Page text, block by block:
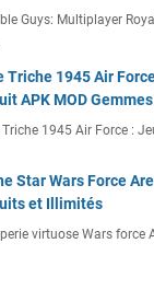
Guys: Multiplayer
Triche 1945 Air
APK MOD
Triche 1945 Air Force :
Star Wars Force
et Illimités
virtuose Wars force